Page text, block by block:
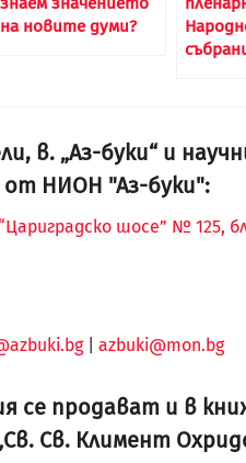
на новите думи?
в. „Аз-буки“ и
от НИОН "Аз-буки":
шосе” № 125,
| azbuki@mon.bg
се продават и в
Св. Климент